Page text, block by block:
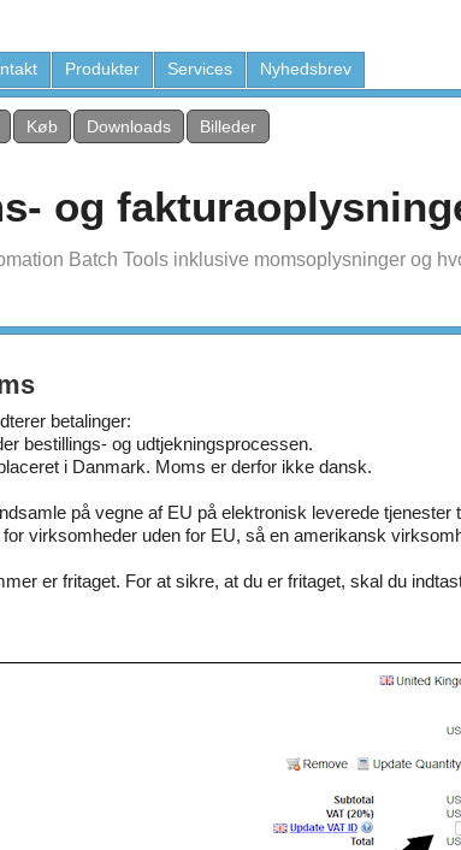
Produkter Services Nyhedsbrev
Køb Downloads Billeder
og
Batch Tools inklusive momsoplysninger og
betalinger:
bestillings- og udtjekningsprocessen.
i Danmark. Moms er derfor ikke dansk.
på vegne af EU på elektronisk leverede tjenester
virksomheder uden for EU, så en amerikansk
er fritaget. For at sikre, at du er fritaget, skal du